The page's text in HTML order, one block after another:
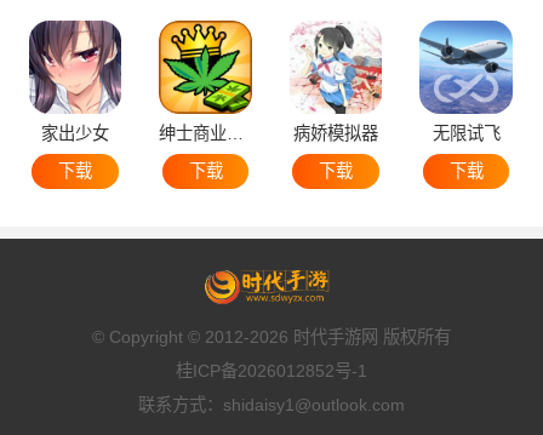
家出少女
下载
下载
病娇模拟器
下载
无限试飞
下载
© Copyright © 2012-2026 时代手游网 版权所有
桂ICP备2026012852号-1
联系方式：shidaisy1@outlook.com